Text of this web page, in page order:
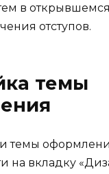
в
отступов.
темы
темы
на вкладку